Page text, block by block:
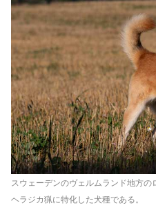
スウェーデンのヴェルムランド地方の
ヘラジカ猟に特化した犬種である。